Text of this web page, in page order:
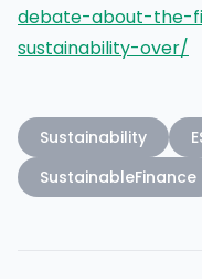
debate-about-the-
sustainability-over/
Sustainability
SustainableFinance